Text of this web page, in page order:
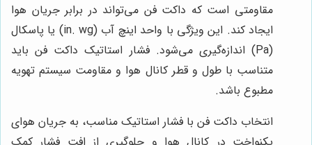
مقاومتی است که داکت فن می‌تواند در برابر جریان هوا
ایجاد کند. این ویژگی با واحد اینچ آب (in. wg) یا پاسکال
(Pa) اندازه‌گیری می‌شود. فشار استاتیک داکت فن باید
متناسب با طول و قطر کانال هوا و مقاومت سیستم تهویه
مطبوع باشد.
انتخاب داکت فن با فشار استاتیک مناسب، به جریان هوای